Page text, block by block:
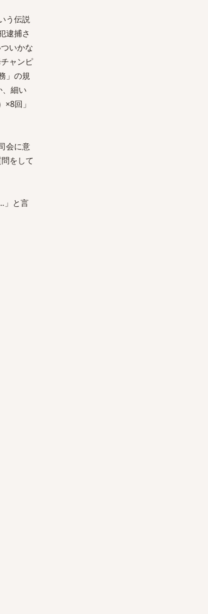
う伝説
逮捕さ
いかな
ャンピ
」の規
細い
回」
会に意
をして
」と言